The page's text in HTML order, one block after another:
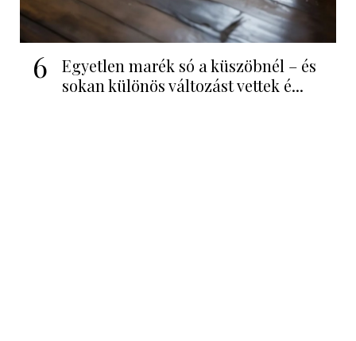
6
Egyetlen marék só a küszöbnél – és
sokan különös változást vettek é...